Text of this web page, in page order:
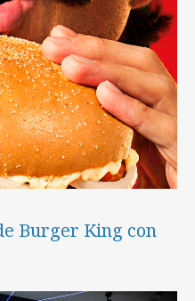
Burger King con